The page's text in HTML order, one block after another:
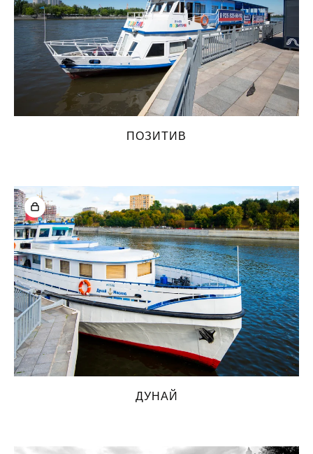
ПОЗИТИВ
ДУНАЙ